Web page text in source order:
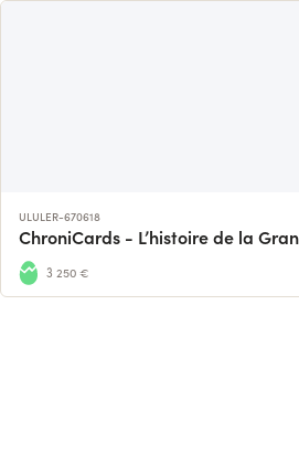
ULULER-670618
3 250 €